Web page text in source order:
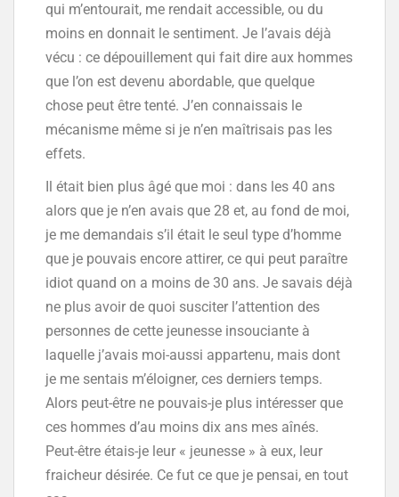
qui m’entourait, me rendait accessible, ou du
moins en donnait le sentiment. Je l’avais déjà
vécu : ce dépouillement qui fait dire aux hommes
que l’on est devenu abordable, que quelque
chose peut être tenté. J’en connaissais le
mécanisme même si je n’en maîtrisais pas les
effets.
Il était bien plus âgé que moi : dans les 40 ans
alors que je n’en avais que 28 et, au fond de moi,
je me demandais s’il était le seul type d’homme
que je pouvais encore attirer, ce qui peut paraître
idiot quand on a moins de 30 ans. Je savais déjà
ne plus avoir de quoi susciter l’attention des
personnes de cette jeunesse insouciante à
laquelle j’avais moi-aussi appartenu, mais dont
je me sentais m’éloigner, ces derniers temps.
Alors peut-être ne pouvais-je plus intéresser que
ces hommes d’au moins dix ans mes aînés.
Peut-être étais-je leur « jeunesse » à eux, leur
fraicheur désirée. Ce fut ce que je pensai, en tout